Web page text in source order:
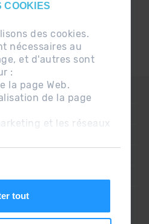
COOKIES
des cookies.
nécessaires au
et d'autres sont
:
la page Web.
de la page
et les réseaux
tout », vous
tout